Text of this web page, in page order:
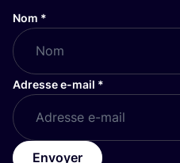
Nom *
Adresse e-mail *
Envoyer